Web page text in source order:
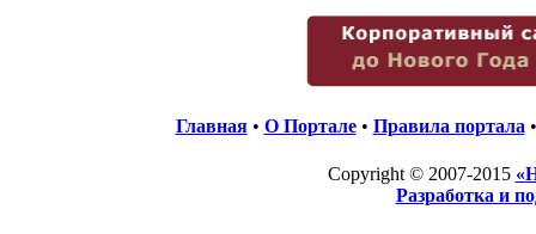
Главная• О Портале• Правила портала
Copyright © 2007-2015
Разработка и